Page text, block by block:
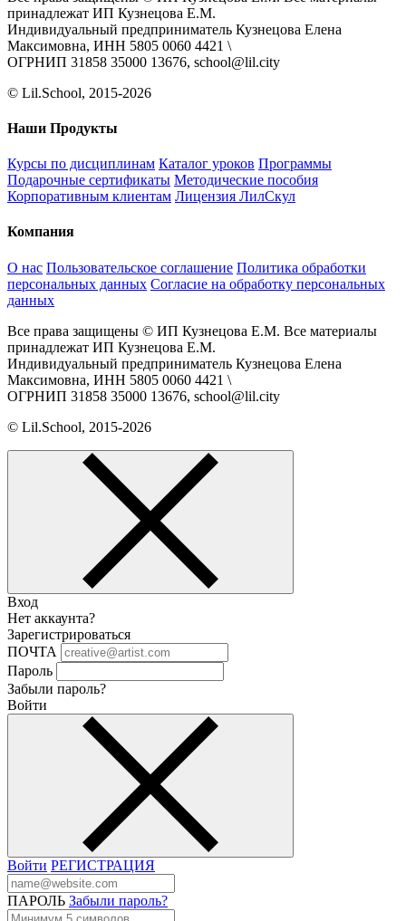
принадлежат ИП Кузнецова Е.М.
Индивидуальный предприниматель Кузнецова Елена
Максимовна, ИНН 5805 0060 4421 \
ОГРНИП 31858 35000 13676, school@lil.city
© Lil.School, 2015‐2026
Наши Продукты
Курсы по дисциплинам Каталог уроков Программы
Подарочные сертификаты Методические пособия
Корпоративным клиентам Лицензия ЛилСкул
Компания
О нас Пользовательское соглашение Политика обработки
персональных данных Согласие на обработку персональных
данных
Все права защищены © ИП Кузнецова Е.М. Все материалы
принадлежат ИП Кузнецова Е.М.
Индивидуальный предприниматель Кузнецова Елена
Максимовна, ИНН 5805 0060 4421 \
ОГРНИП 31858 35000 13676, school@lil.city
© Lil.School, 2015‐2026
Вход
Нет аккаунта?
Зарегистрироваться
ПОЧТА
Пароль
Забыли пароль?
Войти
Войти РЕГИСТРАЦИЯ
ПАРОЛЬ Забыли пароль?